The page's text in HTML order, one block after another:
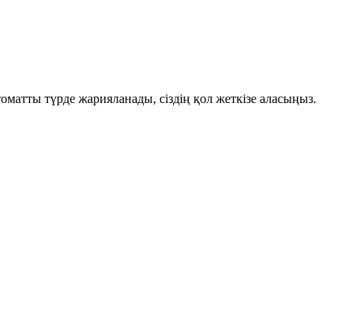
түрде жарияланады, сіздің қол жеткізе аласыңыз.